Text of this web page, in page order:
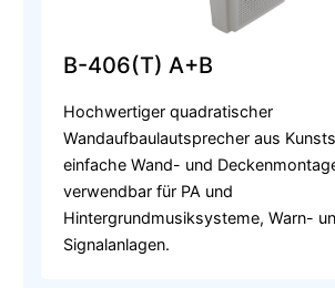
B-406(T) A+B
Hochwertiger quadratischer
Wandaufbaulautsprecher aus
einfache Wand- und
verwendbar für PA und
Hintergrundmusiksysteme, Warn-
Signalanlagen.